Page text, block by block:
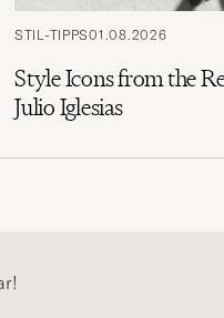
STIL-TIPPS01.08.2026
Style Icons from the
Julio Iglesias